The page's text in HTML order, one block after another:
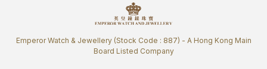
Emperor Watch & Jewellery (Stock Code : 887) - A Hong Kong Main
Board Listed Company